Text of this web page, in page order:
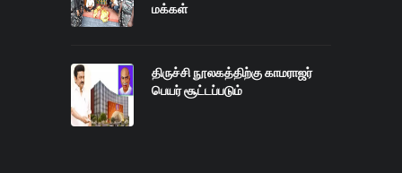
மக்கள்
திருச்சி நூலகத்திற்கு காமராஜர்
பெயர் சூட்டப்படும்